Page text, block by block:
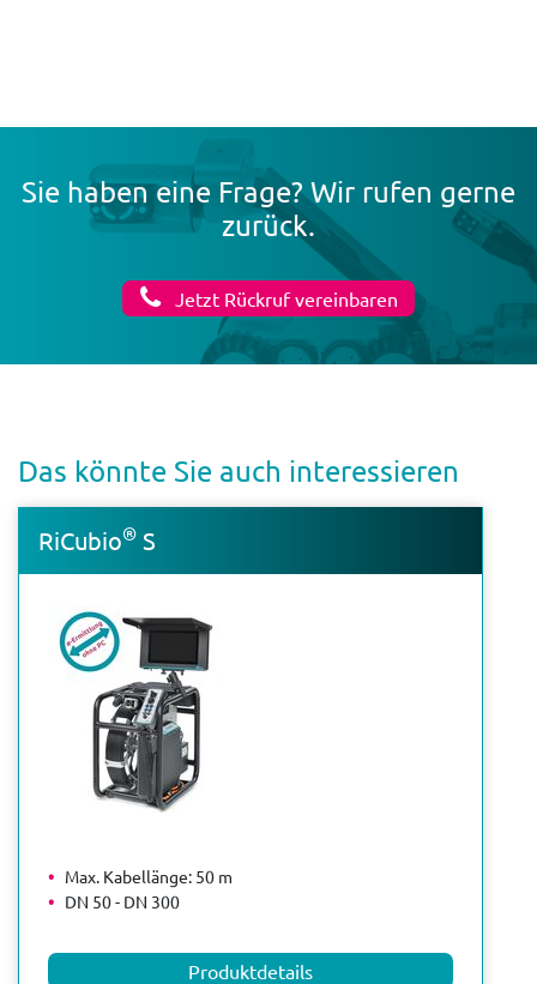
Sie haben eine Frage? Wir rufen gerne
zurück.
Jetzt Rückruf vereinbaren
Das könnte Sie auch inter­es­sieren
RiCubio® S
Max. Kabellänge: 50 m
DN 50 - DN 300
Produktdetails